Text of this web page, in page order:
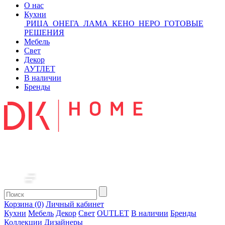
О нас
Кухни
РИЦА ОНЕГА ЛАМА КЕНО НЕРО ГОТОВЫЕ
РЕШЕНИЯ
Мебель
Свет
Декор
АУТЛЕТ
В наличии
Бренды
Корзина (0) Личный кабинет
Кухни Мебель Декор Свет OUTLET В наличии Бренды
Коллекции Дизайнеры